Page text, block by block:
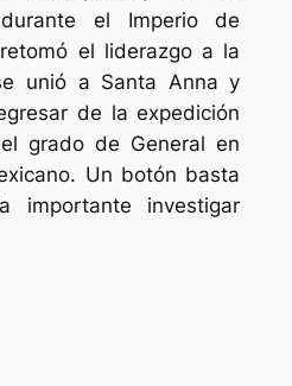
el Imperio de
el liderazgo a la
unió a Santa Anna y
de la expedición
grado de General en
Un botón basta
importante investigar